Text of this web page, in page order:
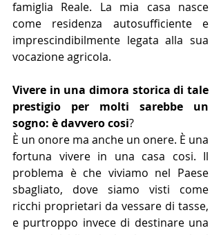
famiglia Reale. La mia casa nasce
come residenza autosuffi­ciente e
imprescindibilmente le­gata alla sua
vocazione agricola.
Vivere in una dimora storica di tale
prestigio per molti sarebbe un
sogno: è davvero cosi?
È un onore ma anche un onere. È una
fortuna vivere in una casa cosi. Il
problema è che viviamo nel Paese
sbagliato, dove siamo visti come
ricchi proprietari da vessare di tasse,
e purtroppo in­vece di destinare una